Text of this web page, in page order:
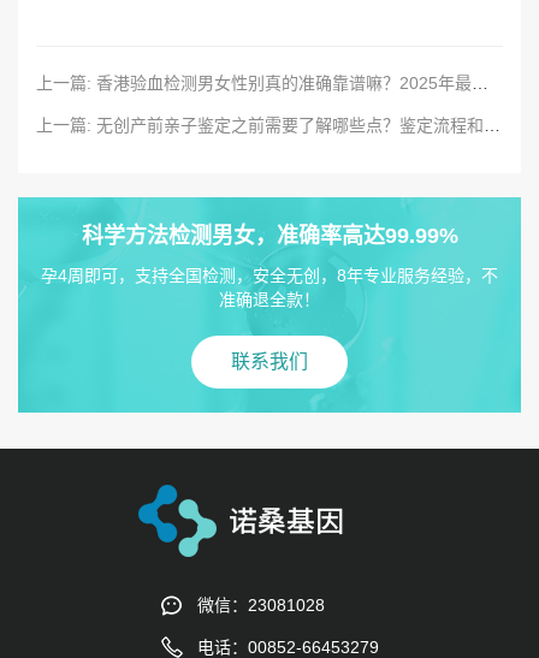
科学方法检测男女，准确率高达99.99%
孕4周即可，支持全国检测，安全无创，8年专业服务经验，不
准确退全款！
联系我们
微信：23081028
电话：00852-66453279